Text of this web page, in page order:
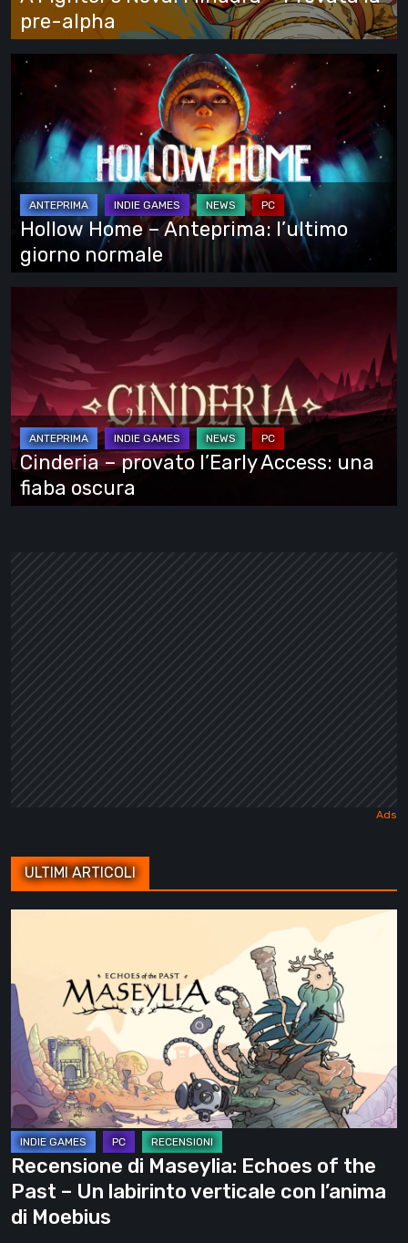
alpha
pre-alpha
Hollow
Home
Anteprima:
l’ultimo
giorno
normale
Hollow Home – Anteprima: l’ultimo
giorno normale
provato
l’Early
Access:
una
fiaba
oscura
Cinderia – provato l’Early Access: una
fiaba oscura
ULTIMI ARTICOLI
Echoes
of
the
Past
–
Un
labirinto
verticale
con
l’anima
Recensione di Maseylia: Echoes of the
Past – Un labirinto verticale con l’anima
di Moebius